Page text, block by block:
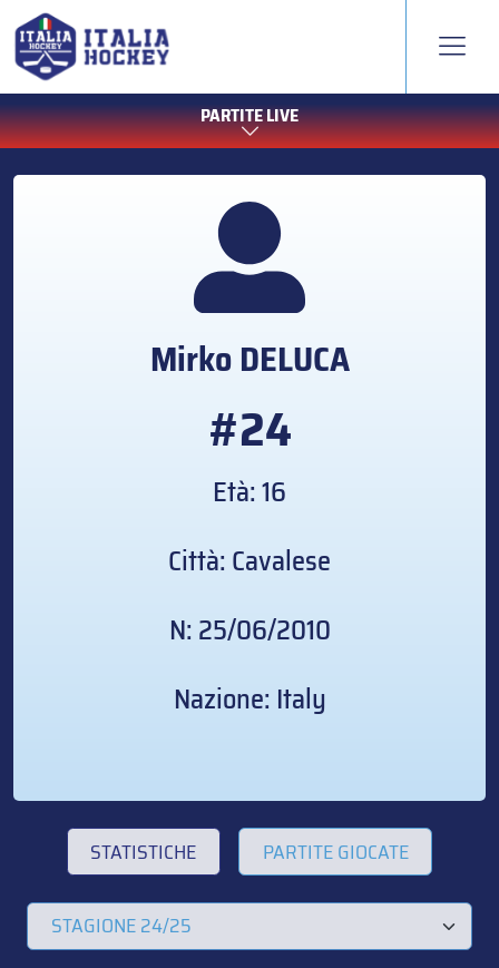
PARTITE LIVE
MirkoDELUCA
#24
Età: 16
Città: Cavalese
N: 25/06/2010
Nazione: Italy
STATISTICHE PARTITE GIOCATE